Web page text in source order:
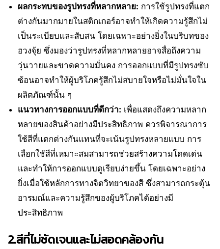
ผลกระทบของรูปทรงที่หลากหลาย: การใช้รูปทรงที่แตก
ต่างกันมากมายในสติกเกอร์อาจทำให้เกิดความรู้สึกไม่
เป็นระเบียบและสับสน โดยเฉพาะอย่างยิ่งในบริบทของ
ฮวงจุ้ย ซึ่งมองว่ารูปทรงที่หลากหลายอาจสื่อถึงความ
วุ่นวายและขาดความมั่นคง การออกแบบที่มีรูปทรงซับ
ซ้อนอาจทำให้ผู้บริโภครู้สึกไม่สบายใจหรือไม่มั่นใจใน
ผลิตภัณฑ์นั้น ๆ
แนวทางการออกแบบที่ดีกว่า: เพื่อแสดงถึงความหลาก
หลายของสินค้าอย่างมีประสิทธิภาพ ควรพิจารณาการ
ใช้สีที่แตกต่างกันแทนที่จะเน้นรูปทรงหลายแบบ การ
เลือกใช้สีที่เหมาะสมสามารถช่วยสร้างความโดดเด่น
และทำให้การออกแบบดูเรียบง่ายขึ้น โดยเฉพาะอย่าง
ยิ่งเมื่อใช้หลักการทางจิตวิทยาของสี ซึ่งสามารถกระตุ้น
อารมณ์และความรู้สึกของผู้บริโภคได้อย่างมี
ประสิทธิภาพ
2.สีที่ไม่ชัดเจนและไม่สอดคล้องกัน